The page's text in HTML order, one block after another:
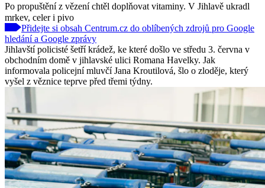
Po propuštění z vězení chtěl doplňovat vitaminy. V Jihlavě ukradl
mrkev, celer i pivo
Přidejte si obsah Centrum.cz do oblíbených zdrojů pro Google
hledání a Google zprávy
Jihlavští policisté šetří krádež, ke které došlo ve středu 3. června v
obchodním domě v jihlavské ulici Romana Havelky. Jak
informovala policejní mluvčí Jana Kroutilová, šlo o zloděje, který
vyšel z věznice teprve před třemi týdny.